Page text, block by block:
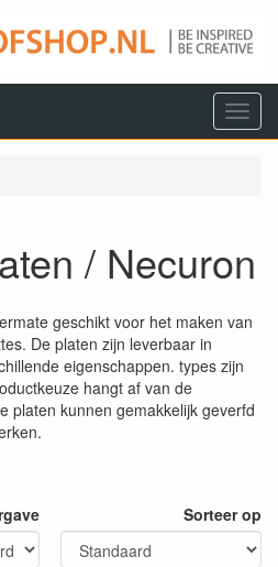
Menu
/ Necuron
geschikt voor het maken van
De platen zijn leverbaar in
eigenschappen. types zijn
hangt af van de
platen kunnen gemakkelijk geverfd
Sorteer op